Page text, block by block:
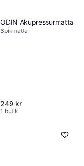
ODIN Akupressurmatta
Spikmatta
249 kr
1 butik